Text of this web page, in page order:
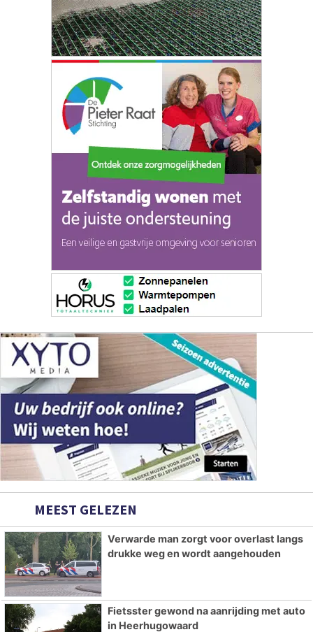
MEEST GELEZEN
Verwarde man zorgt voor overlast langs
drukke weg en wordt aangehouden
Fietsster gewond na aanrijding met auto
in Heerhugowaard